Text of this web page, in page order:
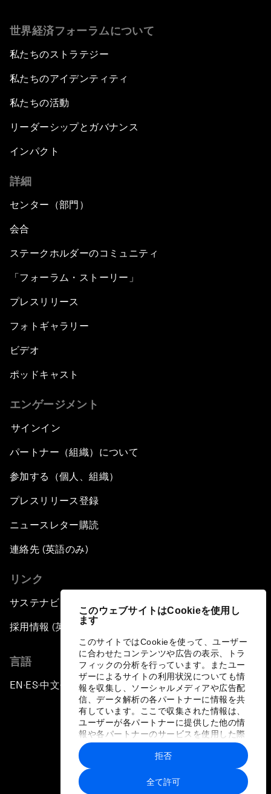
このウェブサイトはCookieを使用し
ます
このサイトではCookieを使って、ユーザー
に合わせたコンテンツや広告の表示、トラ
フィックの分析を行っています。またユー
ザーによるサイトの利用状況についても情
報を収集し、ソーシャルメディアや広告配
信、データ解析の各パートナーに情報を共
有しています。ここで収集された情報は、
ユーザーが各パートナーに提供した他の情
報や各パートナーのサービスを使用した際
に収集された情報と組み合わされ、各パー
トナーによって使用されることがありま
す。
全て許可
拒否
世界経済フォーラムについて
私たちのストラテジー
私たちのアイデンティティ
私たちの活動
リーダーシップとガバナンス
インパクト
詳細
センター（部門）
会合
ステークホルダーのコミュニティ
「フォーラム・ストーリー」
プレスリリース
フォトギャラリー
ビデオ
ポッドキャスト
エンゲージメント
サインイン
パートナー（組織）について
参加する（個人、組織）
プレスリリース登録
ニュースレター購読
連絡先 (英語のみ)
リンク
サステナビリティへの取り組み
採用情報 (英語のみ)
言語
EN ▪ES▪中文▪ 日本語
プライバシーポリシーと利用規約
サイトマップ